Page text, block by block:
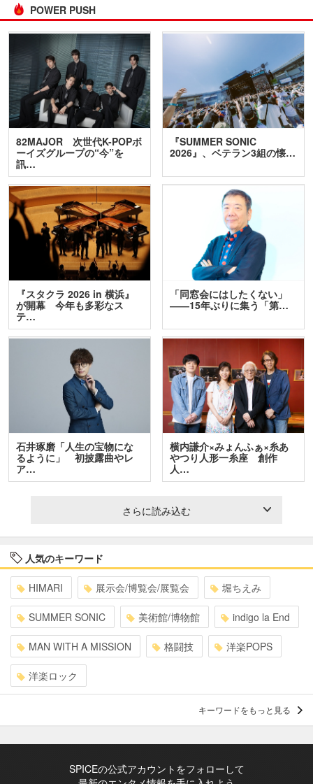
POWER PUSH
82MAJOR 次世代K-POPボ
ーイズグループの“今”を
訊…
『SUMMER SONIC
2026』、ベテラン3組の懐…
『スタクラ 2026 in 横浜』
が開幕 今年も多彩なス
テ…
「同窓会にはしたくない」
――15年ぶりに集う「第…
石井琢磨「人生の宝物にな
るように」 初披露曲やレ
ア…
横内謙介×みょんふぁ×糸あ
やつり人形一糸座 創作
人…
さらに読み込む
人気のキーワード
HIMARI 展示会/博覧会/展覧会 堀ちえみ
SUMMER SONIC 美術館/博物館 indigo la End
MAN WITH A MISSION 格闘技 洋楽POPS
洋楽ロック
キーワードをもっと見る
SPICEの公式アカウントをフォローして